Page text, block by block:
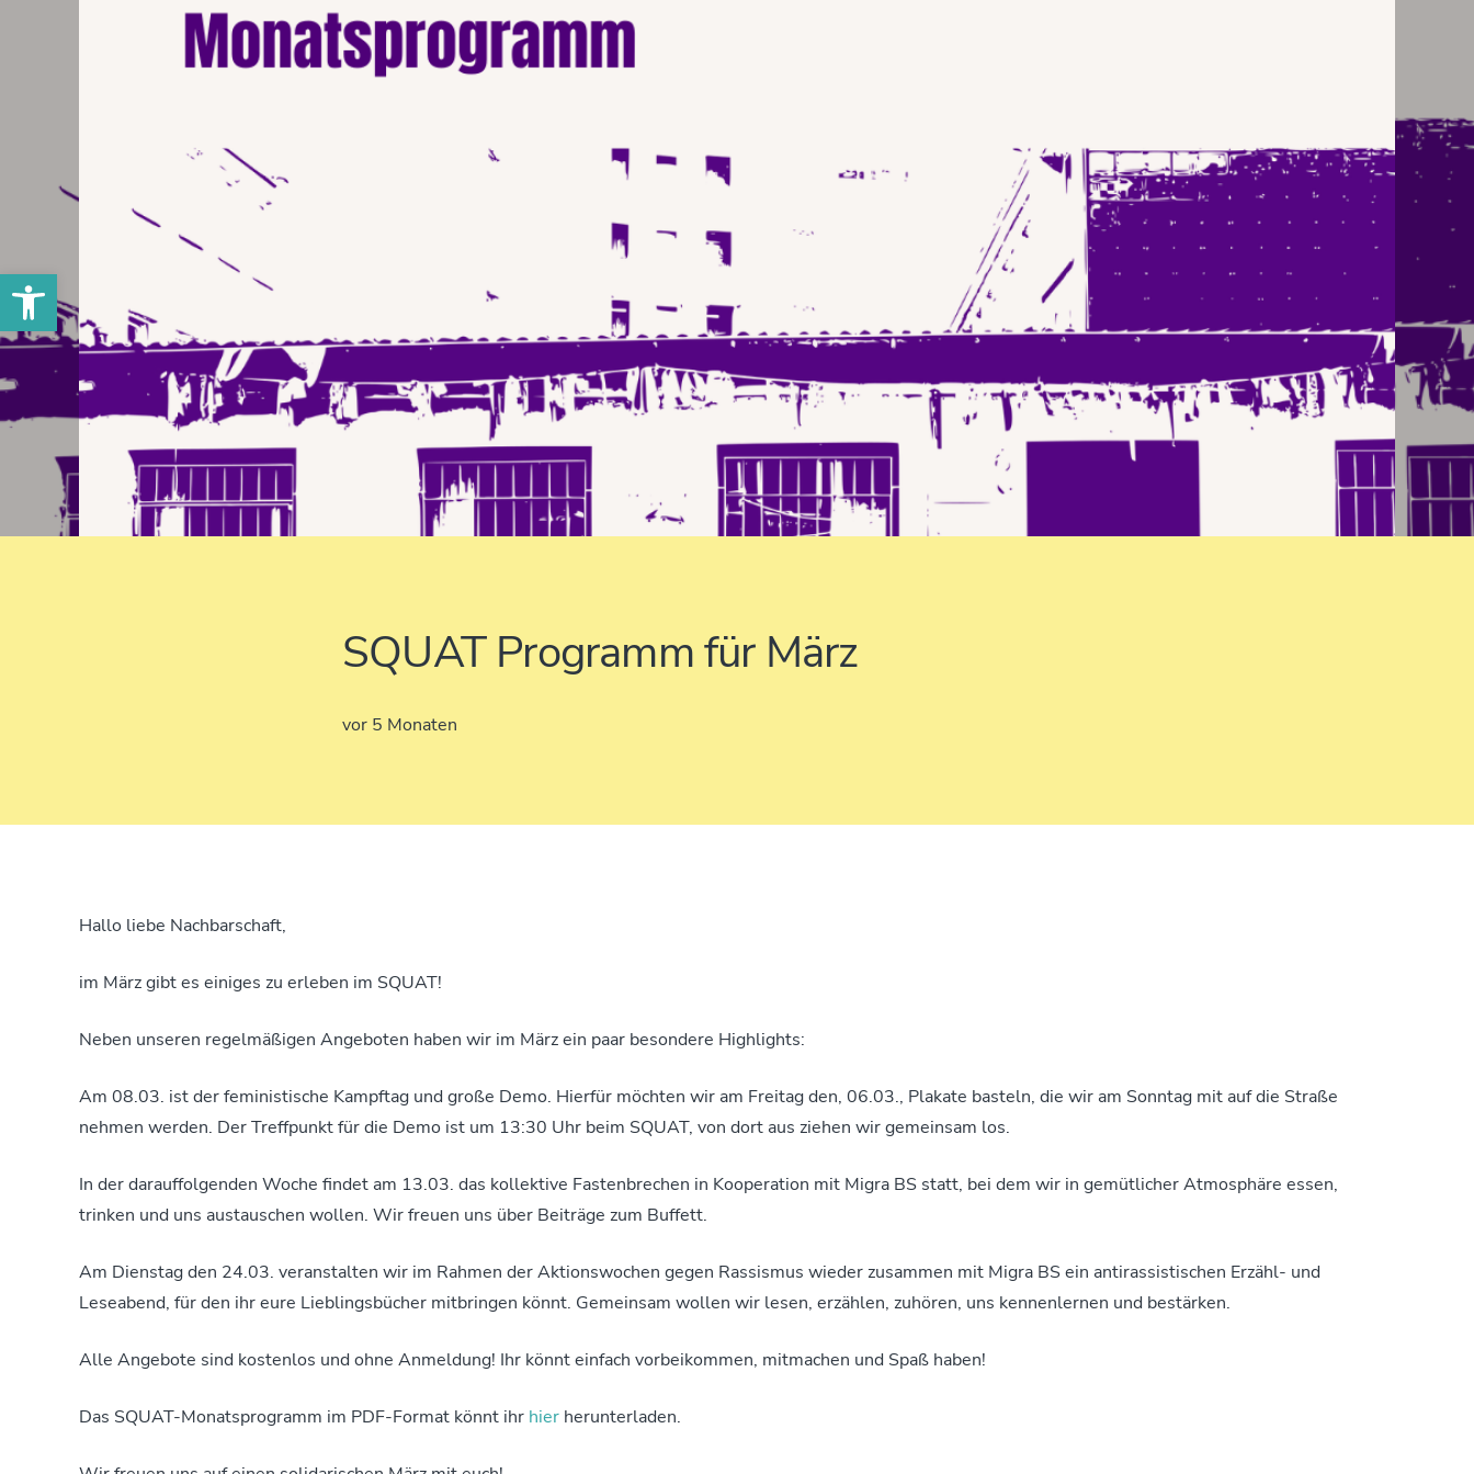
Werkzeugleiste öffnen
SQUAT Programm für März
vor 5 Monaten
Hallo liebe Nachbarschaft,
im März gibt es einiges zu erleben im SQUAT!
Neben unseren regelmäßigen Angeboten haben wir im März ein paar besondere Highlights:
Am 08.03. ist der feministische Kampftag und große Demo. Hierfür möchten wir am Freitag den, 06.03., Plakate basteln, die wir am Sonntag mit auf die Straße
nehmen werden. Der Treffpunkt für die Demo ist um 13:30 Uhr beim SQUAT, von dort aus ziehen wir gemeinsam los.
In der darauffolgenden Woche findet am 13.03. das kollektive Fastenbrechen in Kooperation mit Migra BS statt, bei dem wir in gemütlicher Atmosphäre essen,
trinken und uns austauschen wollen. Wir freuen uns über Beiträge zum Buffett.
Am Dienstag den 24.03. veranstalten wir im Rahmen der Aktionswochen gegen Rassismus wieder zusammen mit Migra BS ein antirassistischen Erzähl- und
Leseabend, für den ihr eure Lieblingsbücher mitbringen könnt. Gemeinsam wollen wir lesen, erzählen, zuhören, uns kennenlernen und bestärken.
Alle Angebote sind kostenlos und ohne Anmeldung! Ihr könnt einfach vorbeikommen, mitmachen und Spaß haben!
Das SQUAT-Monatsprogramm im PDF-Format könnt ihr hier herunterladen.